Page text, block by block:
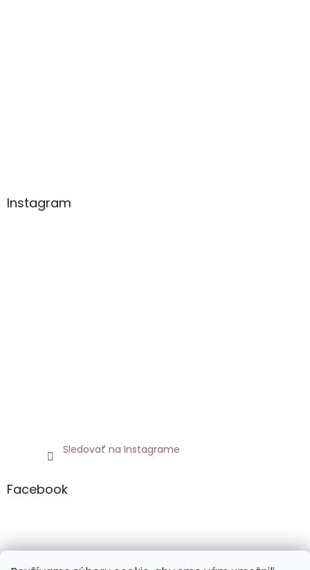
Instagram
Sledovať na Instagrame
Facebook
Netoxicky.sk